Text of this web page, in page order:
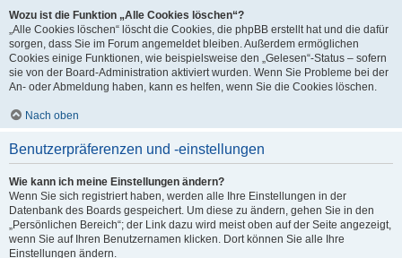
Wozu ist die Funktion „Alle Cookies löschen“?
„Alle Cookies löschen“ löscht die Cookies, die phpBB erstellt hat und die dafür
sorgen, dass Sie im Forum angemeldet bleiben. Außerdem ermöglichen
Cookies einige Funktionen, wie beispielsweise den „Gelesen“-Status – sofern
sie von der Board-Administration aktiviert wurden. Wenn Sie Probleme bei der
An- oder Abmeldung haben, kann es helfen, wenn Sie die Cookies löschen.
Nach oben
Benutzerpräferenzen und -einstellungen
Wie kann ich meine Einstellungen ändern?
Wenn Sie sich registriert haben, werden alle Ihre Einstellungen in der
Datenbank des Boards gespeichert. Um diese zu ändern, gehen Sie in den
„Persönlichen Bereich“; der Link dazu wird meist oben auf der Seite angezeigt,
wenn Sie auf Ihren Benutzernamen klicken. Dort können Sie alle Ihre
Einstellungen ändern.